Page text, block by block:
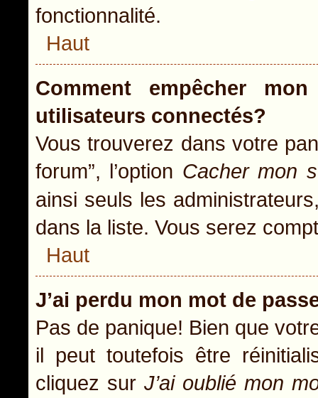
fonctionnalité.
Haut
Comment empêcher
utilisateurs connectés?
Vous trouverez dans votre
forum”, l’option Cacher mon
ainsi seuls les
dans la liste. Vous serez
Haut
J’ai perdu mon mot de
Pas de panique! Bien que
il peut toutefois être
cliquez sur J’ai oublié mon